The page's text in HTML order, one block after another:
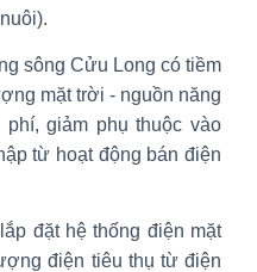
sông Cửu Long có tiềm
mặt trời - nguồn năng
giảm phụ thuộc vào
từ hoạt động bán điện
đặt hệ thống điện mặt
điện tiêu thụ từ điện